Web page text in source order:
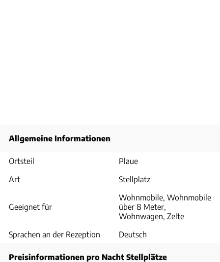
Allgemeine Informationen
Ortsteil
Plaue
Art
Stellplatz
Geeignet für
Wohnmobile, Wohnmobile
über 8 Meter,
Wohnwagen, Zelte
Sprachen an der Rezeption
Deutsch
Preisinformationen pro Nacht Stellplätze